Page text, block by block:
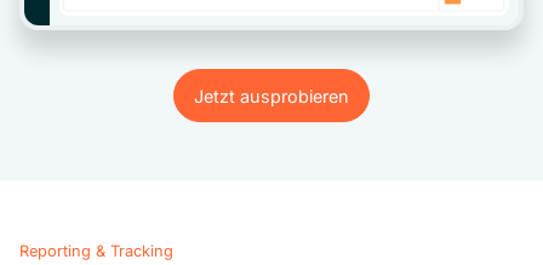
Jetzt ausprobieren
Jetzt ausprobieren
Reporting & Tracking